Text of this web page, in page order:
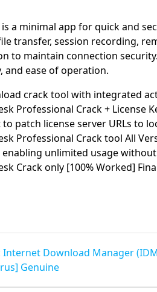
is a minimal app for quick and
transfer, session recording,
to maintain connection
and ease of operation.
crack tool with integrated
Professional Crack + License
to patch license server URLs to
Professional Crack tool All
enabling unlimited usage
Crack only [100% Worked]
Post
anterior:
Internet Download Manager
Genuine